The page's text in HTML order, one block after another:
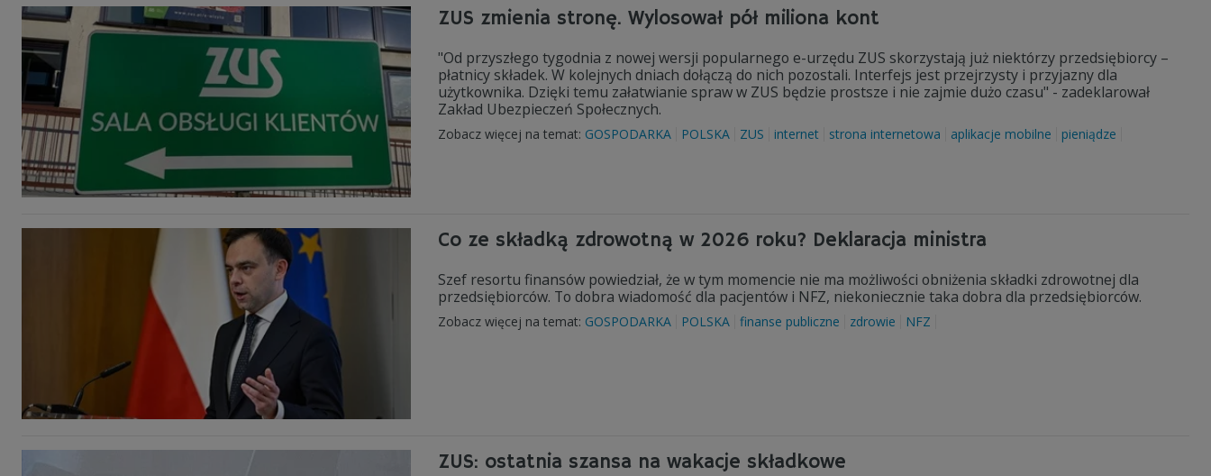
ZUS zmienia stronę. Wylosował pół miliona kont
"Od przyszłego tygodnia z nowej wersji popularnego e-urzędu ZUS skorzystają już niektórzy przedsiębiorcy –
płatnicy składek. W kolejnych dniach dołączą do nich pozostali. Interfejs jest przejrzysty i przyjazny dla
użytkownika. Dzięki temu załatwianie spraw w ZUS będzie prostsze i nie zajmie dużo czasu" - zadeklarował
Zakład Ubezpieczeń Społecznych.
Zobacz więcej na temat: GOSPODARKA POLSKA ZUS internet strona internetowa aplikacje mobilne pieniądze
Co ze składką zdrowotną w 2026 roku? Deklaracja ministra
Szef resortu finansów powiedział, że w tym momencie nie ma możliwości obniżenia składki zdrowotnej dla
przedsiębiorców. To dobra wiadomość dla pacjentów i NFZ, niekoniecznie taka dobra dla przedsiębiorców.
Zobacz więcej na temat: GOSPODARKA POLSKA finanse publiczne zdrowie NFZ
ZUS: ostatnia szansa na wakacje składkowe